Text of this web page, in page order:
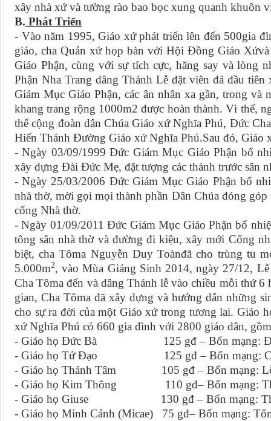
xây nhà xứ và tường rào bao bọc xung quanh khuôn
B. Phát Triển
- Vào năm 1995, Giáo xứ phát triển lên đến 500gia
giáo, cha Quản xứ họp bàn với Hội Đồng Giáo
Giáo Phận, cùng với sự tích cực, hăng say và lòng
Phận Nha Trang dâng Thánh Lễ đặt viên đá đầu
Giám Mục Giáo Phận, các ân nhân xa gần, trong
khang trang rộng 1000m2 được hoàn thành. Vì thế,
thể cộng đoàn dân Chúa Giáo xứ Nghĩa Phú, Đức
Hiến Thánh Đường Giáo xứ Nghĩa Phú.Sau đó, Giáo
- Ngày 03/09/1999 Đức Giám Mục Giáo Phận bổ
xây dựng Đài Đức Mẹ, đặt tượng các thánh trước sân
- Ngày 25/03/2006 Đức Giám Mục Giáo Phận bổ
nhà thờ, mời gọi mọi thành phần Dân Chúa đóng
cổng Nhà thờ.
- Ngày 01/09/2011 Đức Giám Mục Giáo Phận bổ
tông sân nhà thờ và đường đi kiệu, xây mới Cổng
biệt, cha Tôma Nguyễn Duy Toànđã cho trùng tu
5.000m2, vào Mùa Giáng Sinh 2014, ngày 27/12,
Cha Tôma đến và dâng Thánh lễ vào chiều mỗi thứ
gian, Cha Tôma đã xây dựng và hướng dẫn những
cho sự ra đời của một Giáo xứ trong tương lai. Giáo
xứ Nghĩa Phú có 660 gia đình với 2800 giáo dân,
- Giáo họ Đức Bà 125 gđ – Bổn mạng: Đức
- Giáo họ Tử Đạo 125 gđ – Bổn mạng:
- Giáo họ Thánh Tâm 105 gđ – Bổn mạng: Lễ
- Giáo họ Kim Thông 110 gđ– Bổn mạng:
- Giáo họ Giuse 130 gđ – Bổn mạng:
- Giáo họ Minh Cảnh (Micae) 75 gđ– Bổn mạng: